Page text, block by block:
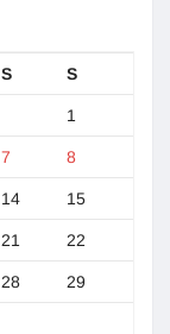
S S
1
7 8
14 15
21 22
28 29